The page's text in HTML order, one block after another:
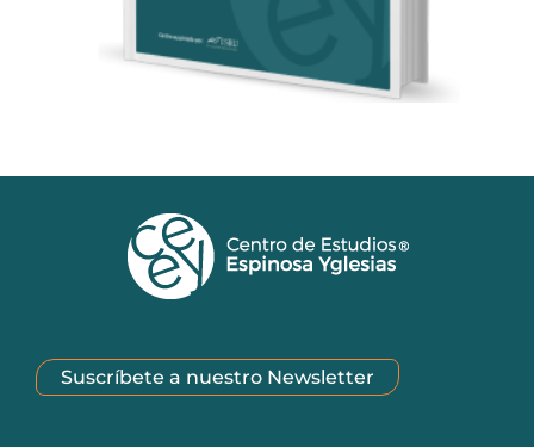
Suscríbete a nuestro Newsletter